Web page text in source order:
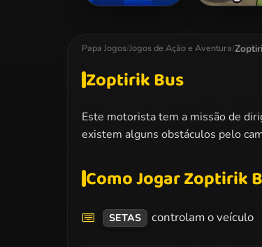
Papa Jogos/Jogos de Ação e Aventura/
Zoptirik Bus
Este motorista tem a missão de
existem alguns obstáculos pelo
Como Jogar Zoptirik
SETAS controlam o veículo